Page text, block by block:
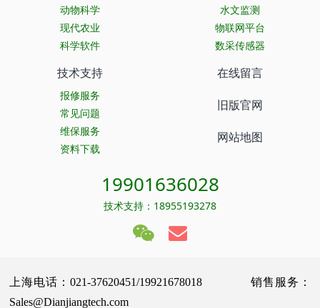
动物科学
现代农业
科学软件
水文监测
物联网平台
数采传感器
技术支持
报修服务
常见问题
维保服务
资料下载
在线留言
旧版官网
网站地图
19901636028
技术支持：18955193278
上海电话：021-37620451/19921678018 销售服务：
Sales@Dianjiangtech.com